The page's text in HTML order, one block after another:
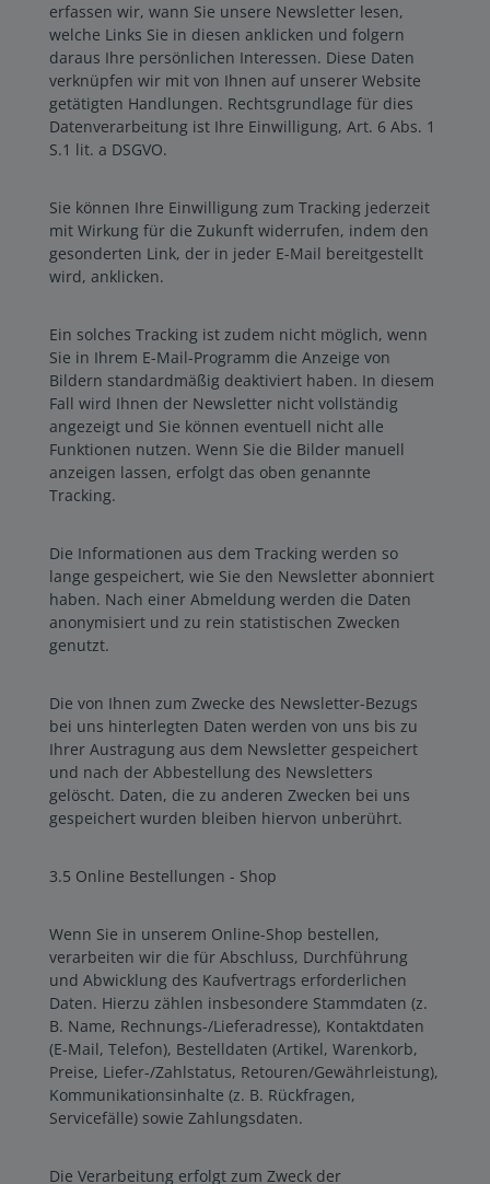
erfassen wir, wann Sie unsere Newsletter lesen,
welche Links Sie in diesen anklicken und folgern
daraus Ihre persönlichen Interessen. Diese Daten
verknüpfen wir mit von Ihnen auf unserer Website
getätigten Handlungen. Rechtsgrundlage für dies
Datenverarbeitung ist Ihre Einwilligung, Art. 6 Abs. 1
S.1 lit. a DSGVO.
Sie können Ihre Einwilligung zum Tracking jederzeit
mit Wirkung für die Zukunft widerrufen, indem den
gesonderten Link, der in jeder E-Mail bereitgestellt
wird, anklicken.
Ein solches Tracking ist zudem nicht möglich, wenn
Sie in Ihrem E-Mail-Programm die Anzeige von
Bildern standardmäßig deaktiviert haben. In diesem
Fall wird Ihnen der Newsletter nicht vollständig
angezeigt und Sie können eventuell nicht alle
Funktionen nutzen. Wenn Sie die Bilder manuell
anzeigen lassen, erfolgt das oben genannte
Tracking.
Die Informationen aus dem Tracking werden so
lange gespeichert, wie Sie den Newsletter abonniert
haben. Nach einer Abmeldung werden die Daten
anonymisiert und zu rein statistischen Zwecken
genutzt.
Die von Ihnen zum Zwecke des Newsletter-Bezugs
bei uns hinterlegten Daten werden von uns bis zu
Ihrer Austragung aus dem Newsletter gespeichert
und nach der Abbestellung des Newsletters
gelöscht. Daten, die zu anderen Zwecken bei uns
gespeichert wurden bleiben hiervon unberührt.
3.5 Online Bestellungen - Shop
Wenn Sie in unserem Online-Shop bestellen,
verarbeiten wir die für Abschluss, Durchführung
und Abwicklung des Kaufvertrags erforderlichen
Daten. Hierzu zählen insbesondere Stammdaten (z.
B. Name, Rechnungs-/Lieferadresse), Kontaktdaten
(E-Mail, Telefon), Bestelldaten (Artikel, Warenkorb,
Preise, Liefer-/Zahlstatus, Retouren/Gewährleistung),
Kommunikationsinhalte (z. B. Rückfragen,
Servicefälle) sowie Zahlungsdaten.
Die Verarbeitung erfolgt zum Zweck der